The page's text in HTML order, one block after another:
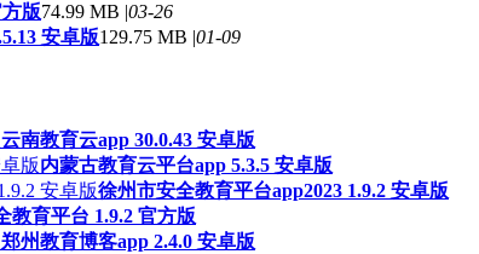
版74.99 MB |03-26
安卓版129.75 MB |01-09
云南教育云app 30.0.43 安卓版
内蒙古教育云平台app 5.3.5 安卓版
徐州市安全教育平台app2023 1.9.2 安卓版
教育平台 1.9.2 官方版
郑州教育博客app 2.4.0 安卓版